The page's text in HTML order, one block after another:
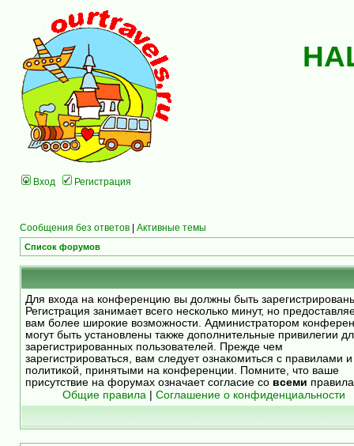
Вход Регистрация
Сообщения без ответов | Активные темы
Список форумов
Для входа на конференцию вы должны быть
Регистрация занимает всего несколько минут, но
вам более широкие возможности. Администратором
могут быть установлены также дополнительные привилегии
зарегистрированных пользователей. Прежде чем
зарегистрироваться, вам следует ознакомиться с правилами и
политикой, принятыми на конференции. Помните, что ваше
присутствие на форумах означает согласие со всеми
Общие правила
Соглашение о конфиденциальности